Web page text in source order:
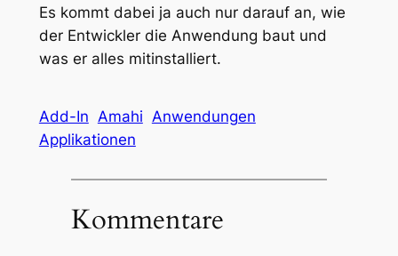
Es kommt dabei ja auch nur darauf an, wie
der Entwickler die Anwendung baut und
was er alles mitinstalliert.
Add-In Amahi Anwendungen
Applikationen
Kommentare